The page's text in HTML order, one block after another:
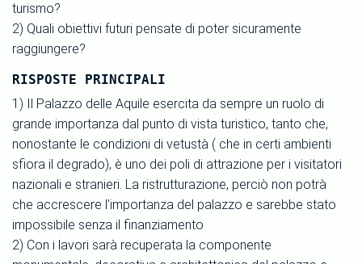
turismo?
2) Quali obiettivi futuri pensate di poter sicuramente
raggiungere?
RISPOSTE PRINCIPALI
1) Il Palazzo delle Aquile esercita da sempre un ruolo di
grande importanza dal punto di vista turistico, tanto che,
nonostante le condizioni di vetustà ( che in certi ambienti
sfiora il degrado), è uno dei poli di attrazione per i visitatori
nazionali e stranieri. La ristrutturazione, perciò non potrà
che accrescere l'importanza del palazzo e sarebbe stato
impossibile senza il finanziamento
2) Con i lavori sarà recuperata la componente